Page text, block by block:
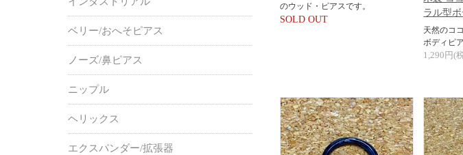
のウッド・ピアスです。
SOLD OUT
ラル型
天然のコ
ボディピ
1,290円(
ベリー/おへそピアス
ノーズ/鼻ピアス
ニップル
ヘリックス
エクスパンダー/拡張器